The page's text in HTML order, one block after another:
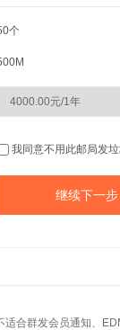
个
我同意不用此邮局发
合群发会员通知、